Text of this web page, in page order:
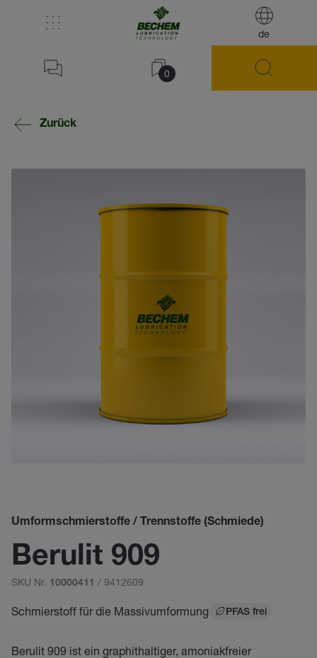
de
0
Zurück
Umformschmierstoffe / Trennstoffe (Schmiede)
Berulit 909
SKU Nr. 10000411 / 9412609
Schmierstoff für die Massivumformung PFAS frei
Berulit 909 ist ein graphithaltiger, amoniakfreier